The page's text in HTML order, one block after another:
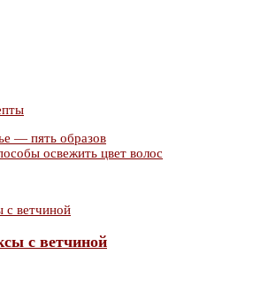
— пять образов
освежить цвет волос
с ветчиной